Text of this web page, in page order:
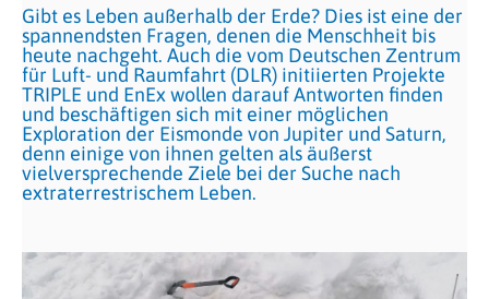
Gibt es Leben außerhalb der Erde? Dies ist eine der
spannendsten Fragen, denen die Menschheit bis
heute nachgeht. Auch die vom Deutschen Zentrum
für Luft- und Raumfahrt (DLR) initiierten Projekte
TRIPLE und EnEx wollen darauf Antworten finden
und beschäftigen sich mit einer möglichen
Exploration der Eismonde von Jupiter und Saturn,
denn einige von ihnen gelten als äußerst
vielversprechende Ziele bei der Suche nach
extraterrestrischem Leben.